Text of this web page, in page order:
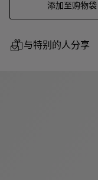
添加至购物袋
与特别的人分享